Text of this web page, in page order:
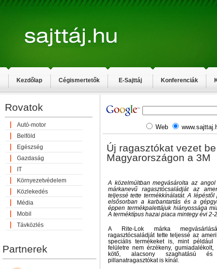
Kezdőlap Cégismertetők E-Sajttáj Konferenciák
Rovatok
Autó-motor
Belföld
Egészség
Gazdaság
IT
Környezetvédelem
Közlekedés
Média
Mobil
Távközlés
Partnerek
Web
Új ragasztókat vezet be
Magyarországon a 3M
A közelmúltban megvásárolta az
márkanevű ragasztócsaládját az
teljessé tette termékkínálatát. A
elsősorban a karbantartás és a
éppen termékpalettájuk hiányossága
A terméktípus hazai piaca mintegy évi 2-
A Rite-Lok márka
ragasztócsaládját tette teljessé az
speciális termékeket is, mint például
felületre nem érzékeny,
kötő, alacsony szaghatású és
pillanatragasztókat is kínál.